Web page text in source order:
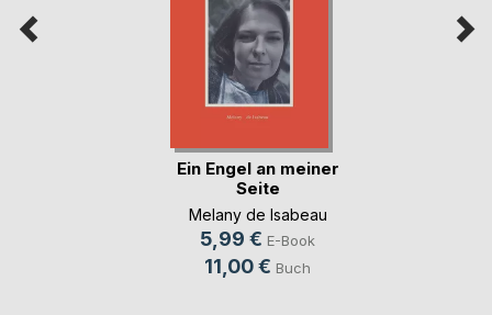
Ein Engel an meiner
Seite
Melany de Isabeau
5,99 € E-Book
11,00 € Buch